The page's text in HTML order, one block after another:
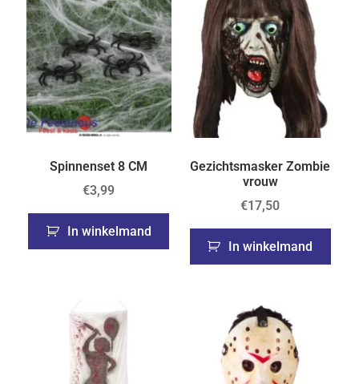
Spinnenset 8 CM
€3,99
In winkelmand
Gezichtsmasker Zombie
vrouw
€17,50
In winkelmand